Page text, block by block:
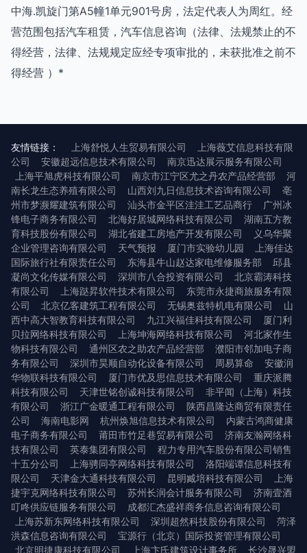
中海.凯旋门第A5幢1单元901号房，法定代表人为周红。经
营范围包括汽车租赁，汽车信息咨询（法律、法规禁止的不
得经营，法律、法规规定应经专项审批的，未获批准之前不
得经营 ）*
友情链接： 上海舒悦人生贸易有限公司
上海薇艾信息科技有限
公司
安徽超远信息技术有限公司
南京迅达展示服务有限公司
上海平旭虎科技有限公司
南京市江宁区尤之丹农产品经营部
河
南长龙生态养殖有限公司
山西刘九日信息技术咨询有限公司
亳
州市梦濒耀建筑有限公司
汕头市金平区洼洼工艺品商行
广州冰
锋电子商务有限公司
北海好居城网络科技有限公司
湖南五方教
育科技股份有限公司
湖北省建工房地产开发有限公司
义乌华聚
企业管理咨询有限公司
天气预报 厦门市实验幼儿园
上海佳达
国际旅行社有限责任公司
东海县牛山赵达家电维修服务部
邱县
凝尚文化传媒有限公司
深圳市八合投资有限公司
北京霸涛科技
有限公司
上海跶昇软件技术有限公司
东莞市永捷商旅服务有限
公司
北京亿客建筑工程有限公司 无锡奥兹特机电有限公司
山
西中高大智教育科技有限公司
九江兴福佳科技有限公司
厦门利
贝拉网络科技有限公司
上海坤海网络科技有限公司
河北家作生
物科技有限公司
通州区农之助农产品经营部
濮阳市邻加电子商
务有限公司
深圳市昊顺自动化设备有限公司 周易算命
安徽润
华物联科技有限公司
厦门市优及思信息技术有限公司
重庆派腾
科技有限公司
天津世铭创诚科技有限公司
非平闻（上海）科技
有限公司
浙江广金暖通工程有限公司
陕西昌隆达商贸有限责任
公司
海南电影网 杭州焕旭信息技术有限公司
内蒙古鸿商健康
电子商务有限公司
莆田市竹足巷贸易有限公司
济南友瀚网络科
技有限公司
英泰集团有限公司
程力专用汽车股份有限公司销售
十五分公司
上海骋同亭网络科技有限公司
洛阳端谭信息科技有
限公司
天津金大通科技有限公司 昆明臧培科技有限公司
上海
捷宇克网络科技有限公司
苏州长润会计服务有限公司
济南壹酒
叮咚供应链服务有限公司
成都汇杰盛祥商务信息咨询有限公司
上海苏新东网络科技有限公司
深圳超然科技股份有限公司
菏泽
洪森信息咨询有限公司
宝源行（北京）国际投资管理有限公司
北京明捷康科技有限公司
上海卞氏建筑设计事务所 长沙晟兴盟